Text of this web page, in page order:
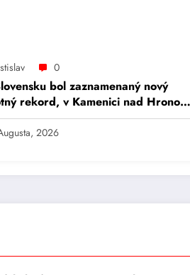
0
bol zaznamenaný nový
rekord, v Kamenici nad Hronom
41,4 stupňa Celzia.
2026